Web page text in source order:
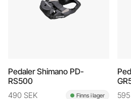
Pedaler Shimano PD-
RS500
490 SEK Finns i lager